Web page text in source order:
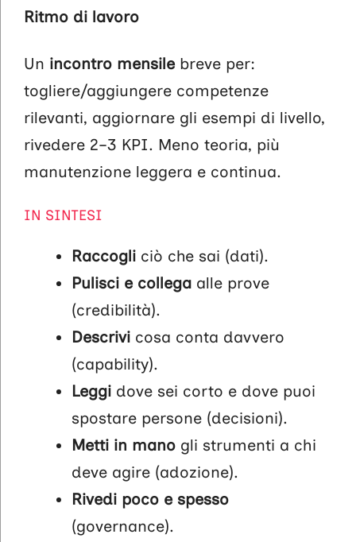
Ritmo di lavoro
Un incontro mensilebreve per:
togliere/aggiungere competenze
rilevanti, aggiornare gli esempi di livello,
rivedere 2–3 KPI. Meno teoria, più
manutenzione leggera e continua.
IN SINTESI
Raccogli ciò che sai (dati).
Pulisci e collega alle prove
(credibilità).
Descrivi cosa conta davvero
(capability).
Leggi dove sei corto e dove puoi
spostare persone (decisioni).
Metti in mano gli strumenti a chi
deve agire (adozione).
Rivedi poco e spesso
(governance).